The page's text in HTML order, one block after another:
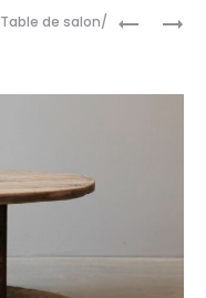
ÉTAGÈRE
TABLE
Table de salon/